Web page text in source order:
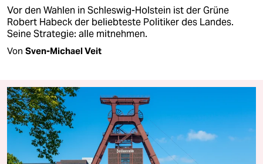
Vor den Wahlen in Schleswig-Holstein ist der Grüne
Robert Habeck der beliebteste Politiker des Landes.
Seine Strategie: alle mitnehmen.
Von Sven-Michael Veit